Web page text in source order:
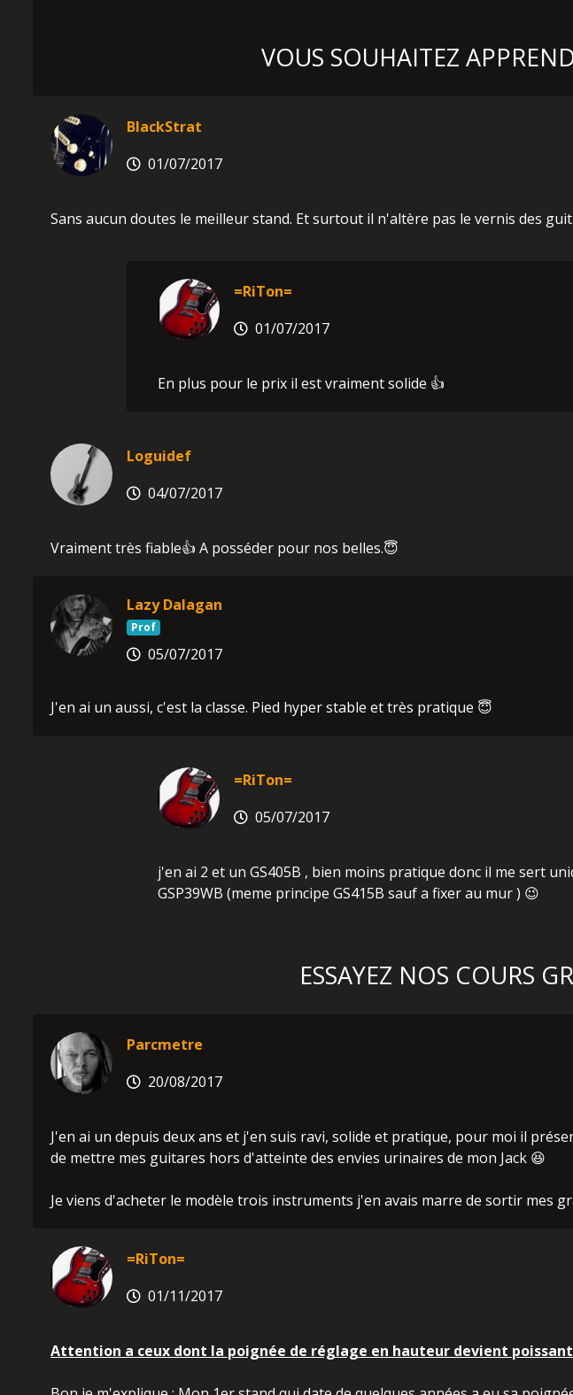
VOUS SOUHAITEZ
BlackStrat
01/07/2017
Sans aucun doutes le meilleur stand. Et surtout il n'altère pas le vernis des
=RiTon=
01/07/2017
En plus pour le prix il est vraiment solide 👍
Loguidef
04/07/2017
Vraiment très fiable👍 A posséder pour nos belles.😇
Lazy Dalagan
Prof
05/07/2017
J'en ai un aussi, c'est la classe. Pied hyper stable et très pratique 😇
=RiTon=
05/07/2017
j'en ai 2 et un GS405B , bien moins pratique donc il me sert
GSP39WB (meme principe GS415B sauf a fixer au mur ) 😉
ESSAYEZ NOS COURS
Parcmetre
20/08/2017
J'en ai un depuis deux ans et j'en suis ravi, solide et pratique, pour moi il
de mettre mes guitares hors d'atteinte des envies urinaires de mon Jack 😆
Je viens d'acheter le modèle trois instruments j'en avais marre de sortir mes
=RiTon=
01/11/2017
Attention a ceux dont la poignée de réglage en hauteur devient